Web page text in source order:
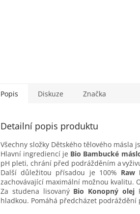
Popis Diskuze Značka
Detailní popis produktu
Všechny složky Dětského tělového másla
Hlavní ingrediencí je Bio Bambucké
pH pleti, chrání před podrážděním a
Další důležitou přísadou je 100% Raw
zachovávající maximální možnou kvalitu.
Za studena lisovaný Bio Konopný olej
hladkou. Pomáhá předcházet podráždění